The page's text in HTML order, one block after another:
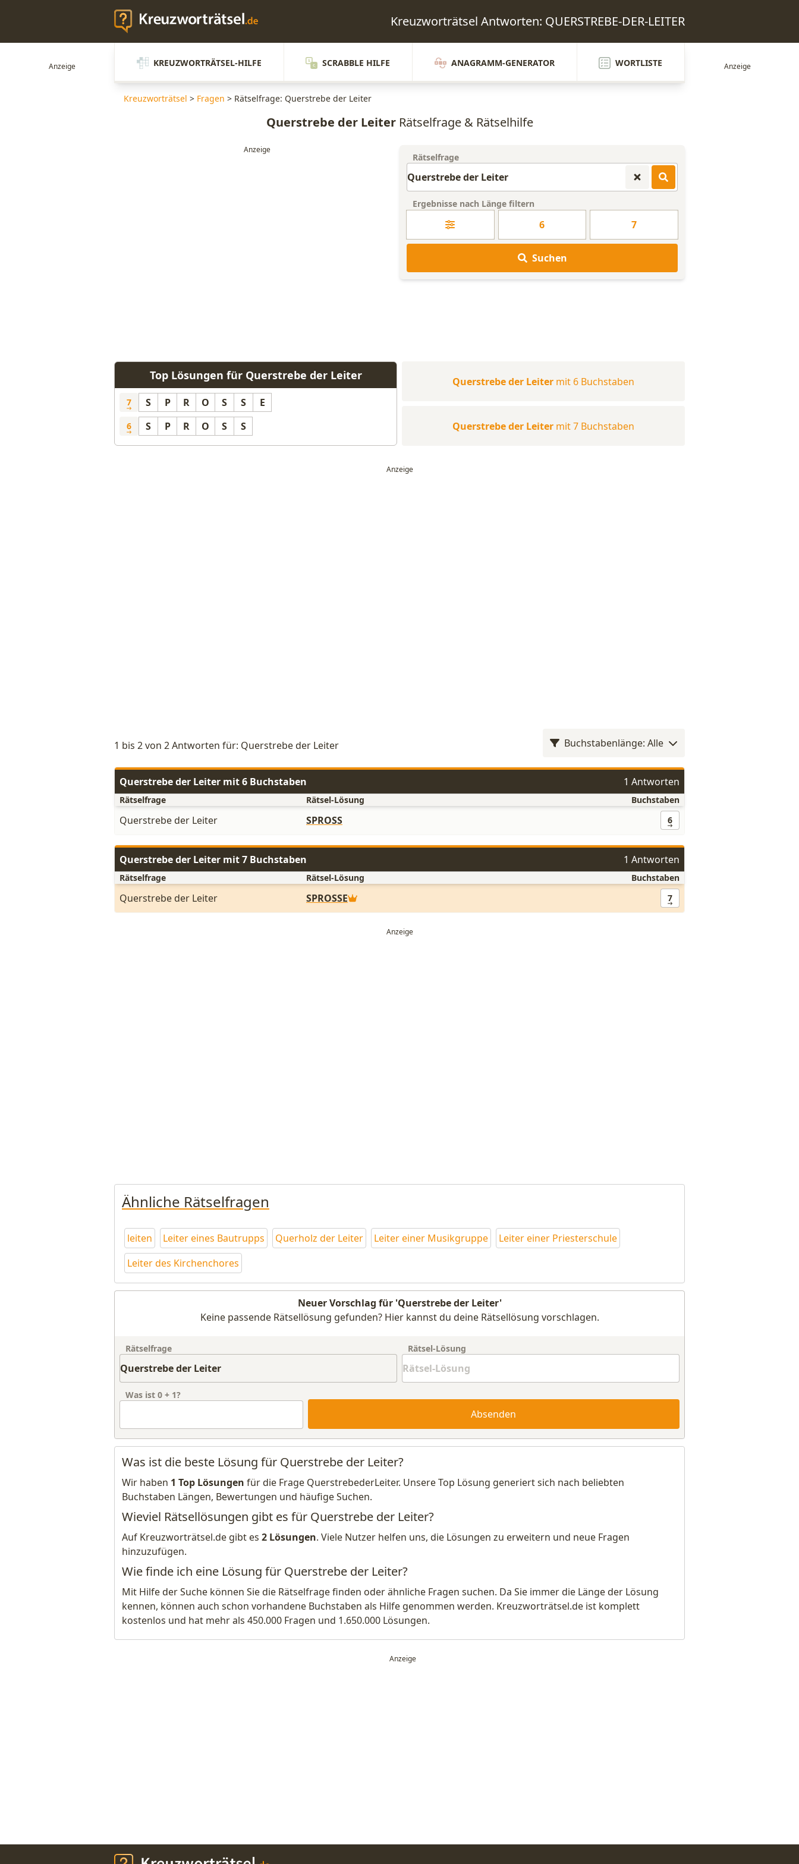
Kreuzworträtsel Antworten: QUERSTREBE-DER-LEITER
KREUZWORTRÄTSEL-HILFE SCRABBLE HILFE ANAGRAMM-GENERATOR WORTLISTE
Kreuzworträtsel > Fragen > Rätselfrage: Querstrebe der Leiter
Querstrebe der LeiterRätselfrage & Rätselhilfe
Rätselfrage
Ergebnisse nach Länge filtern
6 7
Suchen
Top Lösungen für Querstrebe der Leiter
7 S P R O S S E
6 S P R O S S
Querstrebe der Leiter mit 6 Buchstaben
Querstrebe der Leiter mit 7 Buchstaben
1 bis 2 von 2 Antworten für: Querstrebe der Leiter Buchstabenlänge: Alle
Querstrebe der Leiter mit 6 Buchstaben 1 Antworten
Rätselfrage Rätsel-Lösung Buchstaben
Querstrebe der Leiter SPROSS 6
Querstrebe der Leiter mit 7 Buchstaben 1 Antworten
Rätselfrage Rätsel-Lösung Buchstaben
Querstrebe der Leiter SPROSSE 7
Ähnliche Rätselfragen
leiten Leiter eines Bautrupps Querholz der Leiter Leiter einer Musikgruppe
Leiter einer Priesterschule
Leiter des Kirchenchores
Neuer Vorschlag für 'Querstrebe der Leiter'
Keine passende Rätsellösung gefunden? Hier kannst du deine Rätsellösung vorschlagen.
Rätselfrage Rätsel-Lösung
Was ist 0 + 1?
Absenden
Was ist die beste Lösung für Querstrebe der Leiter?
Wir haben 1 Top Lösungen für die Frage QuerstrebederLeiter. Unsere Top Lösung generiert sich nach beliebten
Buchstaben Längen, Bewertungen und häufige Suchen.
Wieviel Rätsellösungen gibt es für Querstrebe der Leiter?
Auf Kreuzworträtsel.de gibt es 2 Lösungen. Viele Nutzer helfen uns, die Lösungen zu erweitern und neue Fragen
hinzuzufügen.
Wie finde ich eine Lösung für Querstrebe der Leiter?
Mit Hilfe der Suche können Sie die Rätselfrage finden oder ähnliche Fragen suchen. Da Sie immer die Länge der Lösung
kennen, können auch schon vorhandene Buchstaben als Hilfe genommen werden. Kreuzworträtsel.de ist komplett
kostenlos und hat mehr als 450.000 Fragen und 1.650.000 Lösungen.